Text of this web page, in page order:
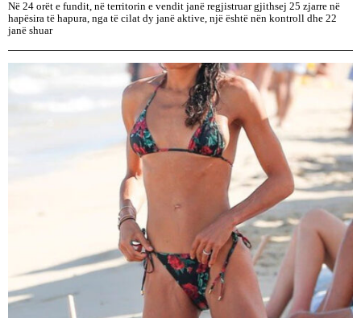
Në 24 orët e fundit, në territorin e vendit janë regjistruar gjithsej 25 zjarre në
hapësira të hapura, nga të cilat dy janë aktive, një është nën kontroll dhe 22
janë shuar